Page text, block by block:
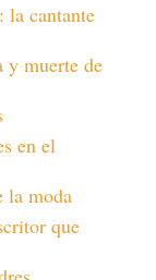
la cantante
muerte de
en el
la moda
que